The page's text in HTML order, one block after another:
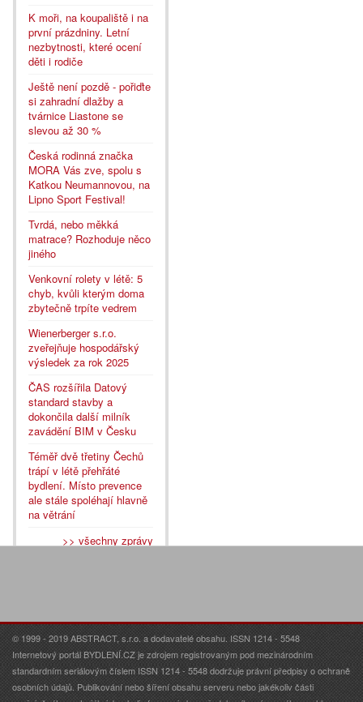
K moři, na koupaliště i na
první prázdniny. Letní
nezbytnosti, které ocení
děti i rodiče
Ještě není pozdě - pořiďte
si zahradní dlažby a
tvárnice Liastone se
slevou až 30 %
Česká rodinná značka
MORA Vás zve, spolu s
Katkou Neumannovou, na
Lipno Sport Festival!
Tvrdá, nebo měkká
matrace? Rozhoduje něco
jiného
Venkovní rolety v létě: 5
chyb, kvůli kterým doma
zbytečně trpíte vedrem
Wienerberger s.r.o.
zveřejňuje hospodářský
výsledek za rok 2025
ČAS rozšířila Datový
standard stavby a
dokončila další milník
zavádění BIM v Česku
Téměř dvě třetiny Čechů
trápí v létě přehřáté
bydlení. Místo prevence
ale stále spoléhají hlavně
na větrání
>> všechny zprávy
© 1999 - 2019 ABSTRACT, s.r.o. a dodavatelé obsahu. ISSN 1214 - 5548
Internetový portál BYDLENÍ.CZ je zdrojem registrovaným pod mezinárodním
standardním seriálovým číslem ISSN 1214 - 5548 dodržuje právní předpisy o ochraně
osobních údajů. Publikování nebo šíření obsahu serveru nebo jakékoliv části